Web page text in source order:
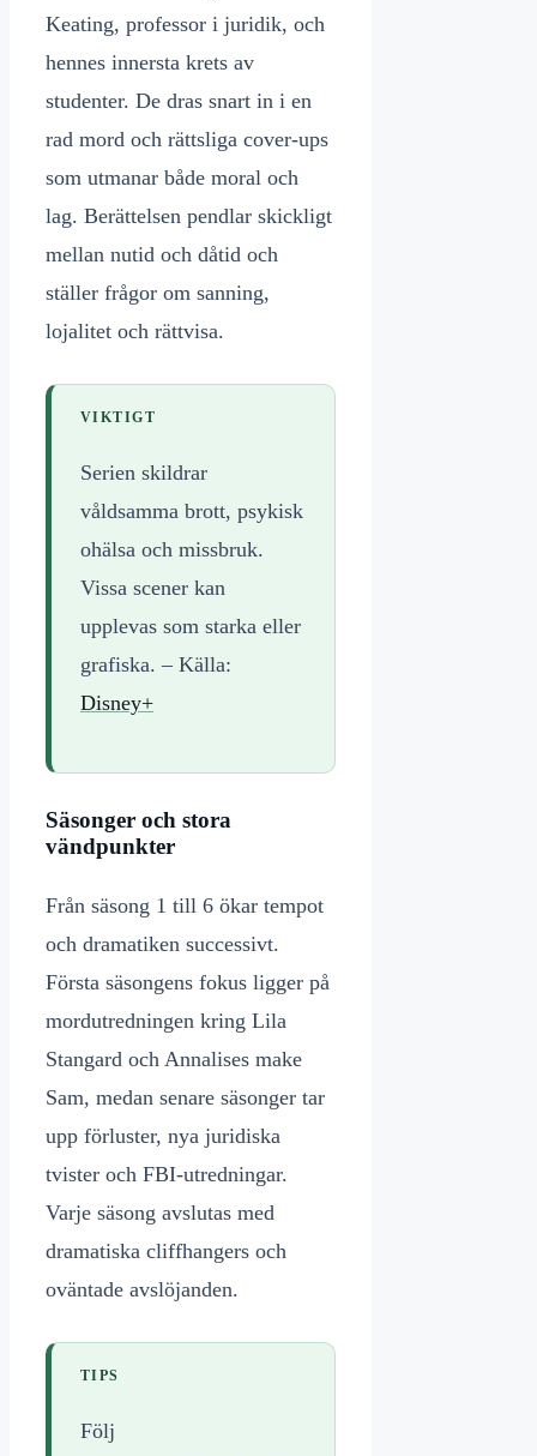
Keating, professor i juridik, och
hennes innersta krets av
studenter. De dras snart in i en
rad mord och rättsliga cover-ups
som utmanar både moral och
lag. Berättelsen pendlar skickligt
mellan nutid och dåtid och
ställer frågor om sanning,
lojalitet och rättvisa.
VIKTIGT
Serien skildrar
våldsamma brott, psykisk
ohälsa och missbruk.
Vissa scener kan
upplevas som starka eller
grafiska. – Källa:
Disney+
Säsonger och stora
vändpunkter
Från säsong 1 till 6 ökar tempot
och dramatiken successivt.
Första säsongens fokus ligger på
mordutredningen kring Lila
Stangard och Annalises make
Sam, medan senare säsonger tar
upp förluster, nya juridiska
tvister och FBI-utredningar.
Varje säsong avslutas med
dramatiska cliffhangers och
oväntade avslöjanden.
TIPS
Följ